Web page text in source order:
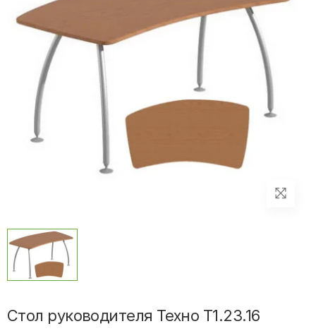
Стол руководителя Техно T1.23.16